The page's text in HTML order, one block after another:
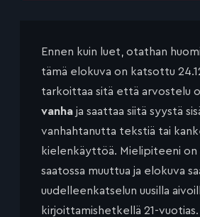
Ennen kuin luet, otathan
tämä elokuva on katsottu
tarkoittaa sitä että arvostelu
vanha ja saattaa siitä syystä
vanhahtanutta tekstiä tai
kielenkäyttöä. Mielipiteeni on
saatossa muuttua ja elokuva
uudelleenkatselun uusilla
kirjoittamishetkellä 21-vuotias.